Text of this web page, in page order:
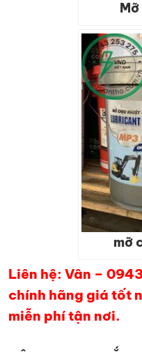
mỡ
Liên hệ: Vân –
chính hãng giá tốt
miễn phí tận nơi.